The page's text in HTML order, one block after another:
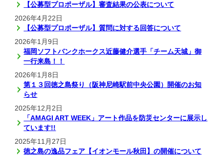
【公募型プロポーザル】審査結果の公表について
2026年4月22日
【公募型プロポーザル】質問に対する回答について
2026年1月9日
福岡ソフトバンクホークス近藤健介選手「チーム天城」御
一行来島！！
2026年1月8日
第１３回徳之島祭り（阪神尼崎駅前中央公園）開催のお知
らせ
2025年12月2日
「AMAGI ART WEEK」アート作品を防災センターに展示し
ています!!
2025年11月27日
徳之島の逸品フェア【イオンモール秋田】の開催について